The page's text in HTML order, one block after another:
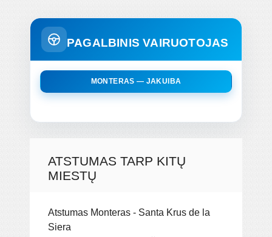
PAGALBINIS VAIRUOTOJAS
MONTERAS — JAKUIBA
ATSTUMAS TARP KITŲ
MIESTŲ
Atstumas Monteras - Santa Krus de la
Siera